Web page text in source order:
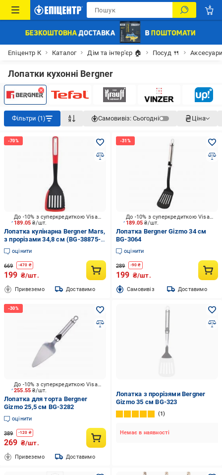
Епіцентр К Каталог Дім та інтер'єр 🏠 Посуд 🍴
Лопатки кухонні Bergner
Фільтри (1) Самовивіз: Сьогодні Ціна
189.05₴/шт.
До -10% з суперкредиткою Visa Вигода
Лопатка кулінарна Bergner Mars,
з прорізами 34,8 см (BG-38875-
RD)
оцінити
669 -470 ₴
199 ₴/шт.
Привеземо Доставимо
189.05₴/шт.
До -10% з суперкредиткою Visa Вигода
Лопатка Bergner Gizmo 34 см
BG-3064
оцінити
289 -90 ₴
199 ₴/шт.
Cамовивіз Доставимо
255.55₴/шт.
До -10% з суперкредиткою Visa Вигода
Лопатка для торта Bergner
Gizmo 25,5 см BG-3282
оцінити
389 -120 ₴
269 ₴/шт.
Привеземо Доставимо
Лопатка з прорізями Bergner
Gizmo 35 см BG-323
1
Немає в наявності